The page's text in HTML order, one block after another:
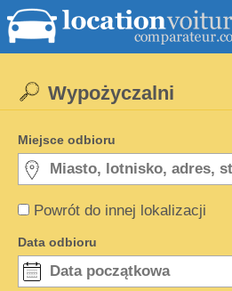
Powrót do innej lokalizacji
Wypożyczalni
Miejsce odbioru
Data odbioru